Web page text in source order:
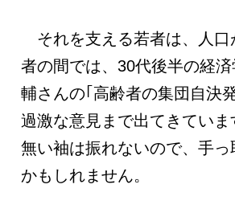
それを支える若者は、人口
者の間では、30代後半の経
輔さんの｢高齢者の集団自決
過激な意見まで出てきていま
無い袖は振れないので、手っ
かもしれません。